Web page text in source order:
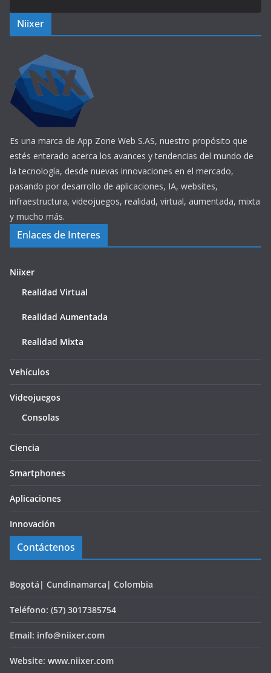
Niixer
Es una marca de App Zone Web S.AS, nuestro propósito que
estés enterado acerca los avances y tendencias del mundo de
la tecnología, desde nuevas innovaciones en el mercado,
pasando por desarrollo de aplicaciones, IA, websites,
infraestructura, videojuegos, realidad, virtual, aumentada, mixta
y mucho más.
Enlaces de Interes
Niixer
Realidad Virtual
Realidad Aumentada
Realidad Mixta
Vehículos
Videojuegos
Consolas
Ciencia
Smartphones
Aplicaciones
Innovación
Contáctenos
Bogotá| Cundinamarca| Colombia
Teléfono: (57) 3017385754
Email: info@niixer.com
Website: www.niixer.com